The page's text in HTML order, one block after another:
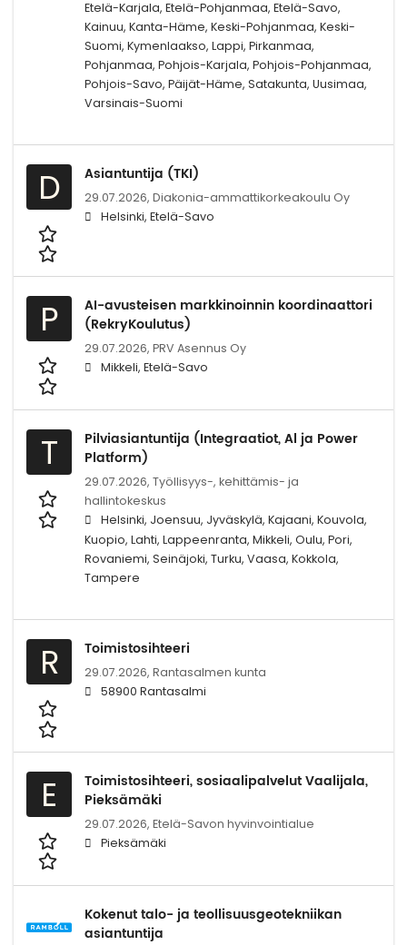
Etelä-Karjala, Etelä-Pohjanmaa, Etelä-Savo,
Kainuu, Kanta-Häme, Keski-Pohjanmaa, Keski-
Suomi, Kymenlaakso, Lappi, Pirkanmaa,
Pohjanmaa, Pohjois-Karjala, Pohjois-Pohjanmaa,
Pohjois-Savo, Päijät-Häme, Satakunta, Uusimaa,
Varsinais-Suomi
D Asiantuntija (TKI)
29.07.2026, Diakonia-ammattikorkeakoulu Oy
Helsinki, Etelä-Savo
P
AI-avusteisen markkinoinnin koordinaattori
(RekryKoulutus)
29.07.2026, PRV Asennus Oy
Mikkeli, Etelä-Savo
T
Pilviasiantuntija (Integraatiot, Al ja Power
Platform)
29.07.2026, Työllisyys-, kehittämis- ja
hallintokeskus
Helsinki, Joensuu, Jyväskylä, Kajaani, Kouvola,
Kuopio, Lahti, Lappeenranta, Mikkeli, Oulu, Pori,
Rovaniemi, Seinäjoki, Turku, Vaasa, Kokkola,
Tampere
R Toimistosihteeri
29.07.2026, Rantasalmen kunta
58900 Rantasalmi
E
Toimistosihteeri, sosiaalipalvelut Vaalijala,
Pieksämäki
29.07.2026, Etelä-Savon hyvinvointialue
Pieksämäki
Kokenut talo- ja teollisuusgeotekniikan
asiantuntija